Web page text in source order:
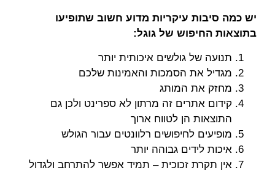
יש כמה סיבות עיקריות מדוע חשוב שתופיעו
בתוצאות החיפוש של גוגל:
תנועה של גולשים איכותית יותר
מגדיל את הסמכות והאמינות שלכם
מחזק את המותג
קידום אתרים זה מרתון לא ספרינט ולכן גם
התוצאות הן לטווח ארוך
מופיעים לחיפושים רלוונטים עבור הגולש
איכות לידים גבוהה יותר
אין תקרת זכוכית – תמיד אפשר להתרחב ולגדול